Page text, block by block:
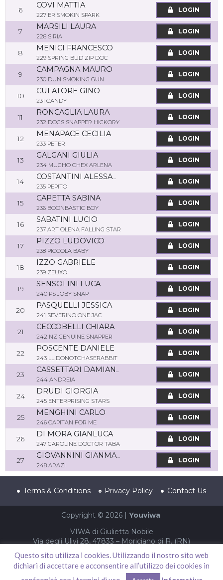
6
COVI MATTIA
227 ER SMOKIN SPARK
LOGIN
7
MARSILI LAURA
228 SIRIA
LOGIN
8
MENICI FRANCESCO
229 SPRING BUD ZIP DOC
LOGIN
9
CAMPAGNA MAURO
230 DUN SMOKING GUN
LOGIN
10
CULATORE GINO
231 CANDY
LOGIN
11
RONCAGLIA LAURA
232 DOCS SNAPPER HICKORY
LOGIN
12
MENAPACE CECILIA
233 PETER
LOGIN
13
GALGANI GIULIA
234 MUCHO CHEX ARLENA
LOGIN
14
COSTANTINI ALESSANDRO
235 PEPITO
LOGIN
15
CAPETTA SABINA
236 BOONBASTIC BOY
LOGIN
16
SABATINI LUCIO
237 ART OLENA FALLING STAR
LOGIN
17
PIZZO LUDOVICO
238 PICCOLA BABY
LOGIN
18
IZZO GABRIELE
239 ZEUXO
LOGIN
19
SENSOLINI LUCA
240 PS JOBY SNAP
LOGIN
20
PASQUELLI JESSICA
241 SEVERINO ONE JAC
LOGIN
21
CECCOBELLI CHIARA
242 NZ GENUINE SNAPPER
LOGIN
22
POSCENTE DANIELE
243 LL DONOTCHASERABBIT
LOGIN
23
CASSETTARI DAMIANO
244 ANDREIA
LOGIN
24
DRUDI GIORGIA
245 ENTERPRISING STARS
LOGIN
25
MENGHINI CARLO
246 CAPITAN FOR ME
LOGIN
26
DI MORA GIANLUCA
247 CAROLINE DOCTOR TABA
LOGIN
27
GIOVANNINI GIANMARCO
248 ARAZI
LOGIN
Terms & Conditions Privacy Policy Contact Us
Copyright © 2026 | Youviwa
VIWA di Giulietta Nobile
Via degli Ulivi 28, 47833 – Moriciano di R. (RN)
P.IVA 04002940403 – CF NBLGTT86S61F052T
Questo sito utilizza i cookies. Utilizzando il nostro sito web
dichiari di accettare e acconsentire all’utilizzo dei cookies in